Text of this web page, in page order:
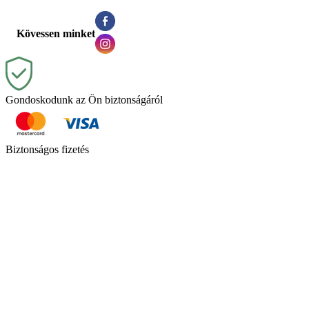
Kövessen minket
Gondoskodunk az Ön biztonságáról
Biztonságos fizetés